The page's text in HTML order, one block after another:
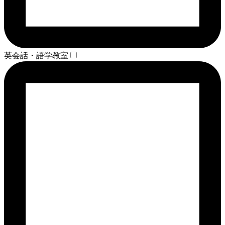
英会話・語学教室